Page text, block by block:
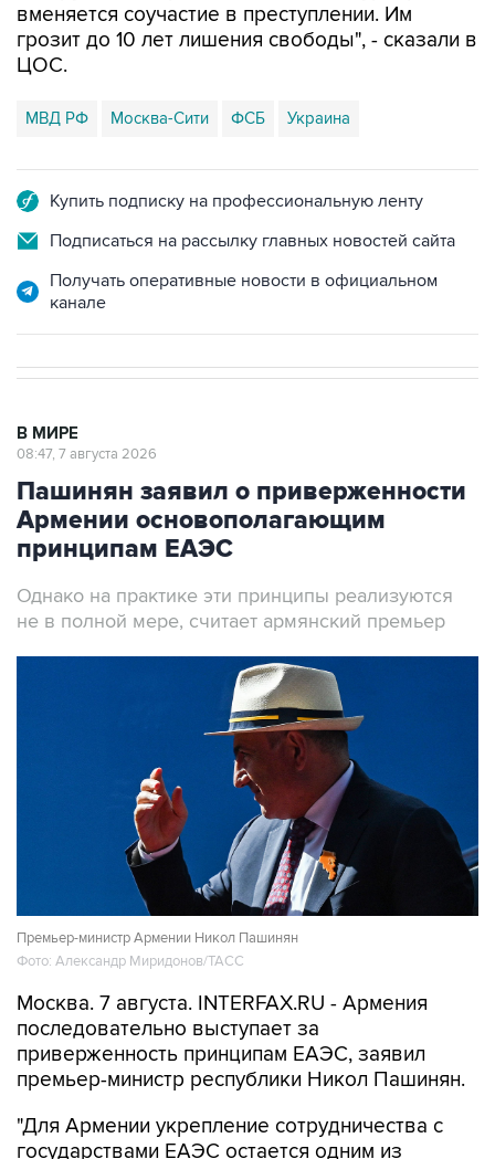
вменяется соучастие в преступлении. Им
грозит до 10 лет лишения свободы", - сказали в
ЦОС.
МВД РФ Москва-Сити ФСБ Украина
Купить подписку на профессиональную ленту
Подписаться на рассылку главных новостей сайта
Получать оперативные новости в официальном
канале
В МИРЕ
08:47, 7 августа 2026
Пашинян заявил о приверженности
Армении основополагающим
принципам ЕАЭС
Однако на практике эти принципы реализуются
не в полной мере, считает армянский премьер
Премьер-министр Армении Никол Пашинян
Фото: Александр Миридонов/ТАСС
Москва. 7 августа. INTERFAX.RU - Армения
последовательно выступает за
приверженность принципам ЕАЭС, заявил
премьер-министр республики Никол Пашинян.
"Для Армении укрепление сотрудничества с
государствами ЕАЭС остается одним из